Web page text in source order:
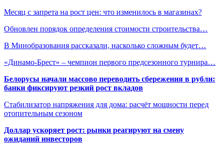
Месяц с запрета на рост цен: что изменилось в магазинах?
Обновлен порядок определения стоимости строительства…
В Минобразования рассказали, насколько сложным будет…
«Динамо-Брест» – чемпион первого предсезонного турнира…
Белорусы начали массово переводить сбережения в рубли:
банки фиксируют резкий рост вкладов
Стабилизатор напряжения для дома: расчёт мощности перед
отопительным сезоном
Доллар ускоряет рост: рынки реагируют на смену
ожиданий инвесторов